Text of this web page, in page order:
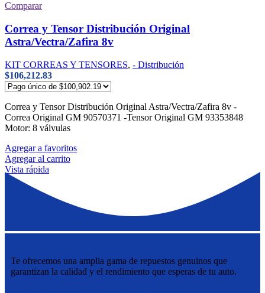
Comparar
Correa y Tensor Distribución Original
Astra/Vectra/Zafira 8v
KIT CORREAS Y TENSORES, - Distribución
$106,212.83
Correa y Tensor Distribución Original Astra/Vectra/Zafira 8v -
Correa Original GM 90570371 -Tensor Original GM 93353848
Motor: 8 válvulas
Agregar a favoritos
Agregar al carrito
Vista rápida
Te ofrecemos una amplia gama de repuestos genuinos que
garantizan la calidad y el rendimiento que esperas de tu auto.